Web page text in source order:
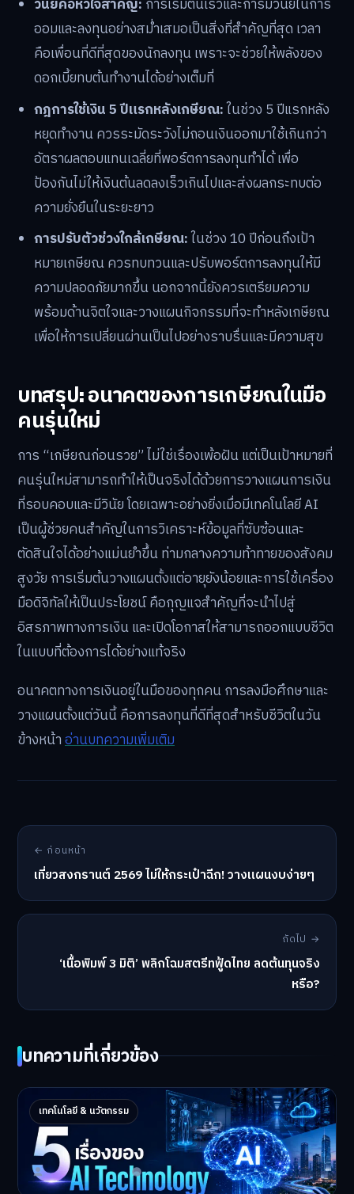
วินัยคือหัวใจสำคัญ: การเริ่มต้นเร็วและการมีวินัยในการ
ออมและลงทุนอย่างสม่ำเสมอเป็นสิ่งที่สำคัญที่สุด เวลา
คือเพื่อนที่ดีที่สุดของนักลงทุน เพราะจะช่วยให้พลังของ
ดอกเบี้ยทบต้นทำงานได้อย่างเต็มที่
กฎการใช้เงิน 5 ปีแรกหลังเกษียณ:ในช่วง 5 ปีแรกหลัง
หยุดทำงาน ควรระมัดระวังไม่ถอนเงินออกมาใช้เกินกว่า
อัตราผลตอบแทนเฉลี่ยที่พอร์ตการลงทุนทำได้ เพื่อ
ป้องกันไม่ให้เงินต้นลดลงเร็วเกินไปและส่งผลกระทบต่อ
ความยั่งยืนในระยะยาว
การปรับตัวช่วงใกล้เกษียณ:ในช่วง 10 ปีก่อนถึงเป้า
หมายเกษียณ ควรทบทวนและปรับพอร์ตการลงทุนให้มี
ความปลอดภัยมากขึ้น นอกจากนี้ยังควรเตรียมความ
พร้อมด้านจิตใจและวางแผนกิจกรรมที่จะทำหลังเกษียณ
เพื่อให้การเปลี่ยนผ่านเป็นไปอย่างราบรื่นและมีความสุข
บทสรุป: อนาคตของการเกษียณในมือ
คนรุ่นใหม่
การ “เกษียณก่อนรวย” ไม่ใช่เรื่องเพ้อฝัน แต่เป็นเป้าหมายที่
คนรุ่นใหม่สามารถทำให้เป็นจริงได้ด้วยการวางแผนการเงิน
ที่รอบคอบและมีวินัย โดยเฉพาะอย่างยิ่งเมื่อมีเทคโนโลยี AI
เป็นผู้ช่วยคนสำคัญในการวิเคราะห์ข้อมูลที่ซับซ้อนและ
ตัดสินใจได้อย่างแม่นยำขึ้น ท่ามกลางความท้าทายของสังคม
สูงวัย การเริ่มต้นวางแผนตั้งแต่อายุยังน้อยและการใช้เครื่อง
มือดิจิทัลให้เป็นประโยชน์ คือกุญแจสำคัญที่จะนำไปสู่
อิสรภาพทางการเงิน และเปิดโอกาสให้สามารถออกแบบชีวิต
ในแบบที่ต้องการได้อย่างแท้จริง
อนาคตทางการเงินอยู่ในมือของทุกคน การลงมือศึกษาและ
วางแผนตั้งแต่วันนี้ คือการลงทุนที่ดีที่สุดสำหรับชีวิตในวัน
ข้างหน้าอ่านบทความเพิ่มเติม
← ก่อนหน้า
เที่ยวสงกรานต์ 2569 ไม่ให้กระเป๋าฉีก! วางแผนงบง่ายๆ
ถัดไป →
‘เนื้อพิมพ์ 3 มิติ’ พลิกโฉมสตรีทฟู้ดไทย ลดต้นทุนจริง
หรือ?
บทความที่เกี่ยวข้อง
เทคโนโลยี & นวัตกรรม
5 เรื่องของ AI Technology ที่กำลังเปลี่ยนโลก
ในปี 2026
5 AI Technology ที่กำล…
Master Bussiness 2 กรกฎาคม 2026